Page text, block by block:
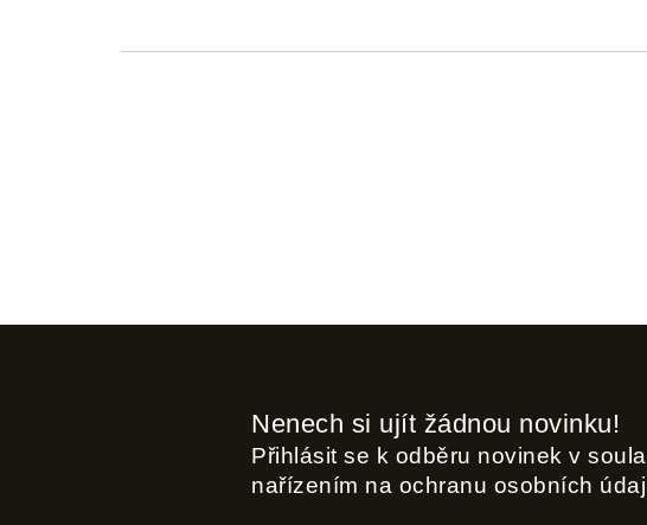
Nenech si ujít žádnou novinku!
Přihlásit se k odběru novinek v
nařízením na ochranu osobních